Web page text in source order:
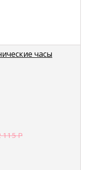
часы
115Р